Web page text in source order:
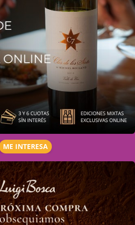
ME INTERESA